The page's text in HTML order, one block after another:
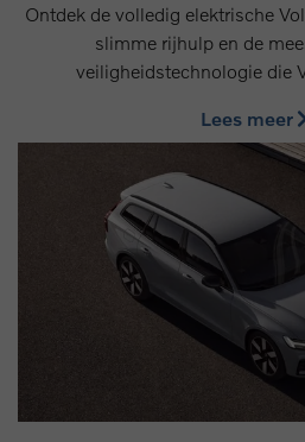
Ontdek de volledig elektrische
slimme rijhulp en de
veiligheidstechnologie die
Lees meer